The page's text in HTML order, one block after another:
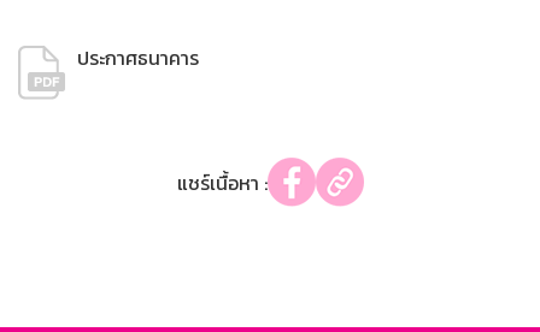
ประกาศธนาคาร
แชร์เนื้อหา :